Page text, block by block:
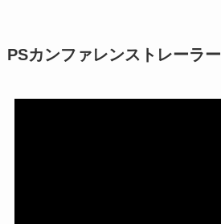
PSカンファレンストレーラー